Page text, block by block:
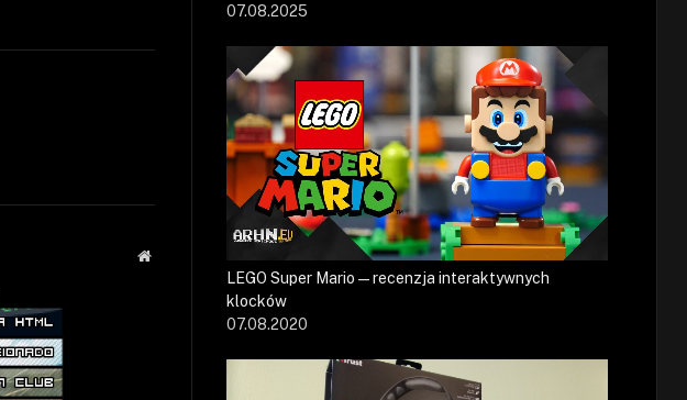
Strona
07.08.2025
LEGO Super Mario — recenzja interaktywnych
klocków
07.08.2020